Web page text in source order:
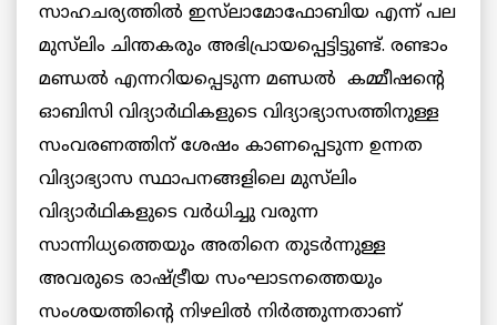
സാഹചര്യത്തിൽ ഇസ്‌ലാമോഫോബിയ എന്ന് പല
മുസ്‌ലിം ചിന്തകരും അഭിപ്രായപ്പെട്ടിട്ടുണ്ട്. രണ്ടാം
മണ്ഡൽ എന്നറിയപ്പെടുന്ന മണ്ഡൽ കമ്മീഷന്റെ
ഓബിസി വിദ്യാർഥികളുടെ വിദ്യാഭ്യാസത്തിനുള്ള
സംവരണത്തിന് ശേഷം കാണപ്പെടുന്ന ഉന്നത
വിദ്യാഭ്യാസ സ്ഥാപനങ്ങളിലെ മുസ്‌ലിം
വിദ്യാർഥികളുടെ വർധിച്ചു വരുന്ന
സാന്നിധ്യത്തെയും അതിനെ തുടർന്നുള്ള
അവരുടെ രാഷ്ട്രീയ സംഘാടനത്തെയും
സംശയത്തിന്റെ നിഴലിൽ നിർത്തുന്നതാണ്